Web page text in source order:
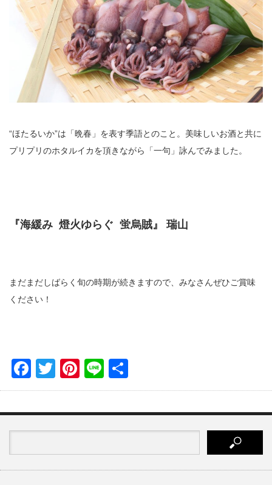
“ほたるいか”は「晩春」を表す季語とのこと。美味しいお酒と共に
プリプリのホタルイカを頂きながら「一句」詠んでみました。
『海緩み 燈火ゆらぐ 蛍烏賊』 瑞山
まだまだしばらく旬の時期が続きますので、みなさんぜひご賞味
ください！
Facebook
TwitterPinterest
Line
有